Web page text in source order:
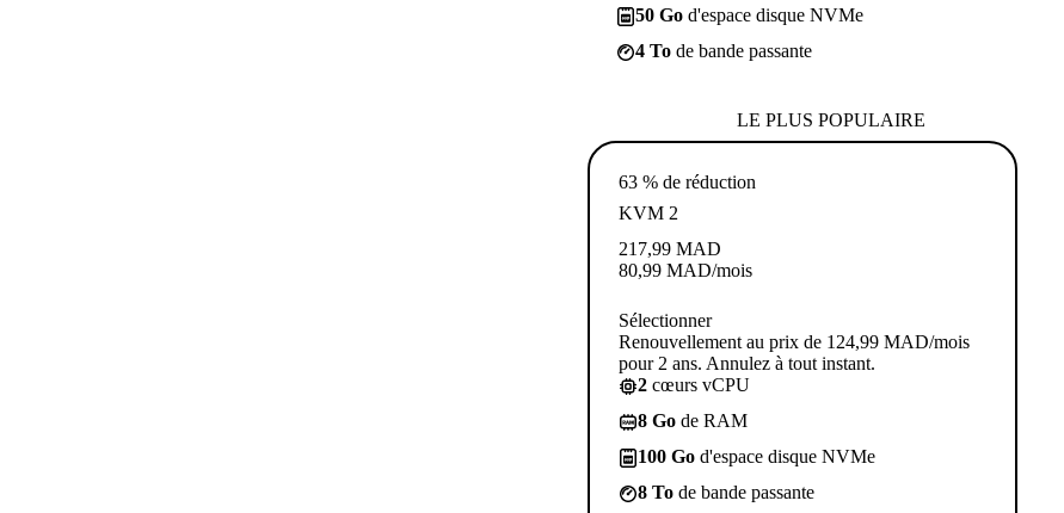
50 Go d'espace disque NVMe
4 To de bande passante
LE PLUS POPULAIRE
63 % de réduction
KVM 2
217,99 MAD
80,99 MAD/mois
Sélectionner
Renouvellement au prix de 124,99 MAD/mois
pour 2 ans. Annulez à tout instant.
2 cœurs vCPU
8 Go de RAM
100 Go d'espace disque NVMe
8 To de bande passante